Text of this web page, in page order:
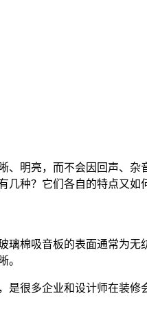
明亮，而不会因回声、
种？它们各自的特点又如
棉吸音板的表面通常为无
。
很多企业和设计师在装修